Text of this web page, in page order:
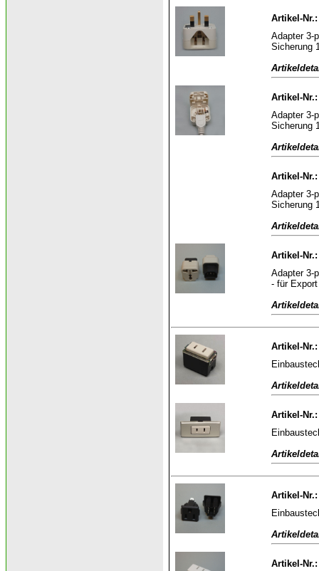
Artikel-Nr.:
Adapter 3-
Sicherung
Artikel-Nr.:
Adapter 3-
Sicherung
Artikel-Nr.:
Adapter 3-
Sicherung
Artikel-Nr.:
Adapter 3-
- für
Artikel-Nr.:
Artikel-Nr.:
Artikel-Nr.:
Artikel-Nr.: